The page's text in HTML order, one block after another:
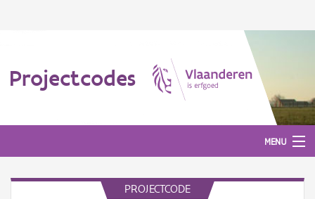
Projectcodes
MENU
PROJECTCODE